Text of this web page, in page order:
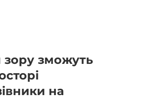
зможуть
на